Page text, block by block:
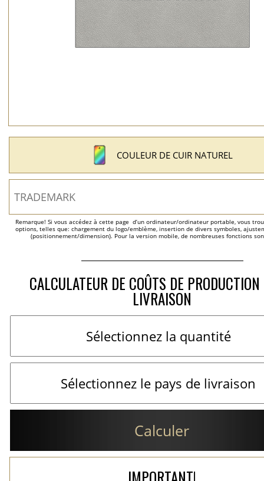
COULEUR DE CUIR NATUREL
Remarque! Si vous accédez à cette page  d’un ordinateur/ordinateur portable, vous
options, telles que: chargement du logo/emblème, insertion de divers symboles,
(positionnement/dimension). Pour la version mobile, de nombreuses fonctions
CALCULATEUR DE COÛTS DE
LIVRAISON
Calculer